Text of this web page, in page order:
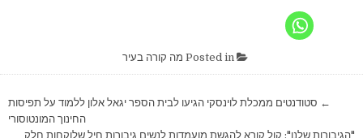
מה קורה בעיר
ניווט← סטודנטים ממכלת לוינסקי הגיעו לבית הספר יגאל אלון ללמוד על תפיסות
החינוך המונטוסורי
"הגיבורות שלנו": קול קורא להגשת מועמדות לנשים גיבורות חיל שלוקחות חלק